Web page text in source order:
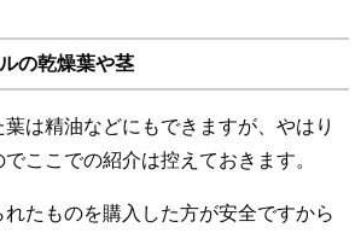
の乾燥葉や茎
は精油などにもできますが、やはり
ここでの紹介は控えておきます。
たものを購入した方が安全ですから